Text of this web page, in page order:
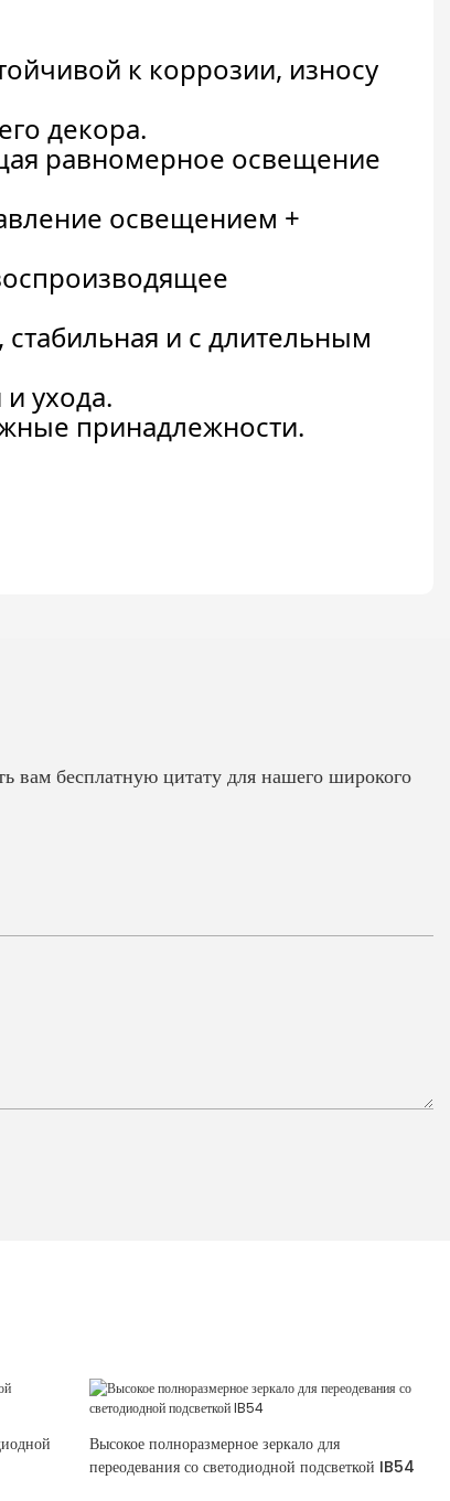
к коррозии, износу
декора.
равномерное освещение
освещением +
и с длительным
ухода.
принадлежности.
вам бесплатную цитату для нашего широкого
Высокое полноразмерное зеркало для
переодевания со светодиодной подсветкой IB54